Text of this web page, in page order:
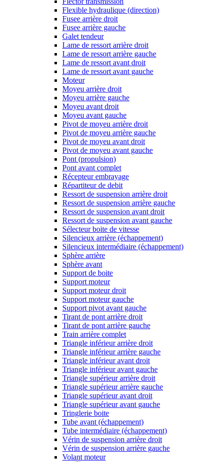
Flexible hydraulique (direction)
Fusee arrière droit
Fusee arrière gauche
Galet tendeur
Lame de ressort arrière droit
Lame de ressort arrière gauche
Lame de ressort avant droit
Lame de ressort avant gauche
Moteur
Moyeu arrière droit
Moyeu arrière gauche
Moyeu avant droit
Moyeu avant gauche
Pivot de moyeu arrière droit
Pivot de moyeu arrière gauche
Pivot de moyeu avant droit
Pivot de moyeu avant gauche
Pont (propulsion)
Pont avant complet
Récepteur embrayage
Répartiteur de debit
Ressort de suspension arrière droit
Ressort de suspension arrière gauche
Ressort de suspension avant droit
Ressort de suspension avant gauche
Sélecteur boite de vitesse
Silencieux arrière (échappement)
Silencieux intermédiaire (échappement)
Sphère arrière
Sphère avant
Support de boite
Support moteur
Support moteur droit
Support moteur gauche
Support pivot avant gauche
Tirant de pont arrière droit
Tirant de pont arrière gauche
Train arrière complet
Triangle inférieur arrière droit
Triangle inférieur arrière gauche
Triangle inférieur avant droit
Triangle inférieur avant gauche
Triangle supérieur arrière droit
Triangle supérieur arrière gauche
Triangle supérieur avant droit
Triangle supérieur avant gauche
Tringlerie boite
Tube avant (échappement)
Tube intermédiaire (échappement)
Vérin de suspension arrière droit
Vérin de suspension arrière gauche
Volant moteur